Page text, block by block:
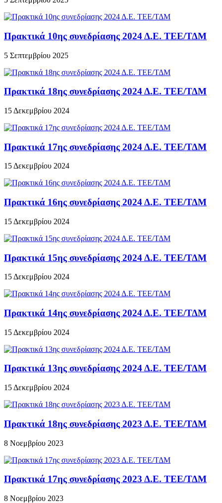
Πρακτικά 10ης συνεδρίασης 2024 Δ.Ε. ΤΕΕ/ΤΔΜ
5 Σεπτεμβρίου 2025
Πρακτικά 18ης συνεδρίασης 2024 Δ.Ε. ΤΕΕ/ΤΔΜ
15 Δεκεμβρίου 2024
Πρακτικά 17ης συνεδρίασης 2024 Δ.Ε. ΤΕΕ/ΤΔΜ
15 Δεκεμβρίου 2024
Πρακτικά 16ης συνεδρίασης 2024 Δ.Ε. ΤΕΕ/ΤΔΜ
15 Δεκεμβρίου 2024
Πρακτικά 15ης συνεδρίασης 2024 Δ.Ε. ΤΕΕ/ΤΔΜ
15 Δεκεμβρίου 2024
Πρακτικά 14ης συνεδρίασης 2024 Δ.Ε. ΤΕΕ/ΤΔΜ
15 Δεκεμβρίου 2024
Πρακτικά 13ης συνεδρίασης 2024 Δ.Ε. ΤΕΕ/ΤΔΜ
15 Δεκεμβρίου 2024
Πρακτικά 18ης συνεδρίασης 2023 Δ.Ε. ΤΕΕ/ΤΔΜ
8 Νοεμβρίου 2023
Πρακτικά 17ης συνεδρίασης 2023 Δ.Ε. ΤΕΕ/ΤΔΜ
8 Νοεμβρίου 2023